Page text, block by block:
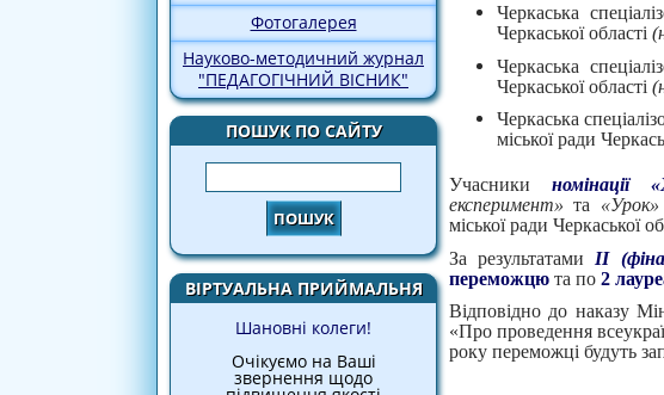
Фотогалерея
Науково-методичний журнал
"ПЕДАГОГІЧНИЙ ВІСНИК"
ПОШУК ПО САЙТУ
Пошук
ВІРТУАЛЬНА ПРИЙМАЛЬНЯ
Шановні колеги!
Очікуємо на Ваші
звернення щодо
Черкаська
Черкаської області
Черкаська
Черкаської області
Черкаська
міської ради
Учасники номінації
експеримент» та «Урок»
міської ради Черкаської
За результатами ІІ
переможцю та по 2
Відповідно до наказу
«Про проведення
року переможці будуть